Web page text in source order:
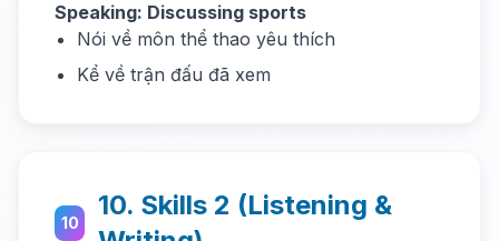
Speaking: Discussing sports
Nói về môn thể thao yêu thích
Kể về trận đấu đã xem
10
10. Skills 2 (Listening &